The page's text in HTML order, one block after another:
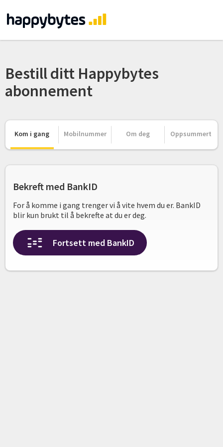
Bestill ditt Happybytes
abonnement
Kom i gang Mobilnummer Om deg Oppsummert
Bekreft med BankID
For å komme i gang trenger vi å vite hvem du er. BankID
blir kun brukt til å bekrefte at du er deg.
Fortsett med BankID